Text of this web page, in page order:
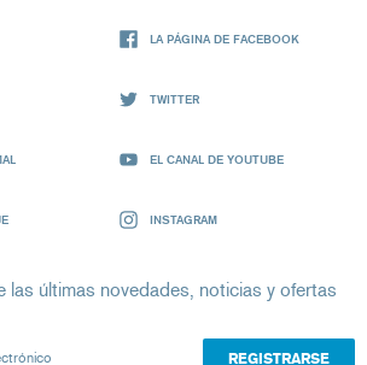
LA PÁGINA DE FACEBOOK
TWITTER
EL CANAL DE YOUTUBE
INSTAGRAM
las últimas novedades, noticias y ofertas
electrónico